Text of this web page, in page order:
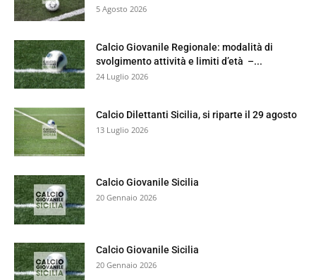
5 Agosto 2026
Calcio Giovanile Regionale: modalità di
svolgimento attività e limiti d’età –...
24 Luglio 2026
Calcio Dilettanti Sicilia, si riparte il 29 agosto
13 Luglio 2026
Calcio Giovanile Sicilia
20 Gennaio 2026
Calcio Giovanile Sicilia
20 Gennaio 2026